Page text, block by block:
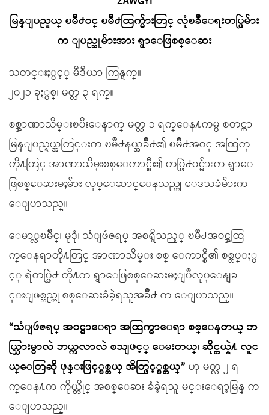
မြန္ျပည္နယ္ ၿမိဳ႕ဝင္ ၿမိဳ႕ထြက္မ်ားတြင္ လုံၿခဳံေရးတပ္ဖြဲမ်ား
က ျပည္သူမ်ားအား ရွာေဖြစစ္ေဆး
သတင္းႏွင့္ မီဒီယာ ကြန္ရက္။
၂၀၂၁ ခုႏွစ္၊ မတ္လ ၃ ရက္။
စစ္အာဏာသိမ္းၿပီးေနာက္ မတ္လ ၁ ရက္ေန႔ကမွ စတင္ကာ
မြန္ျပည္နယ္အတြင္းက ၿမိဳ႕နယ္အခ်ိဳ႕၏ ၿမိဳ႕အဝင္ အထြက္
တို႔တြင္ အာဏာသိမ္းစစ္ေကာင္စီ၏ တပ္ဖြဲ႕ဝင္မ်ားက ရွာေ
ဖြစစ္ေဆးမႈမ်ား လုပ္ေဆာင္ေနသည္ဟု ေဒသခံမ်ားက
ေျပာသည္။
ေမာ္လၿမိဳင္၊ မုဒုံ၊ သံျဖဴဇရပ္ အစရွိသည့္ ၿမိဳ႕အဝင္အထြ
က္ေနရာတို႔တြင္ အာဏာသိမ္း စစ္ ေကာင္စီ၏ စစ္တပ္ႏွ
င့္ ရဲတပ္ဖြဲ႕ တို႔က ရွာေဖြစစ္ေဆးမႈျပဳလုပ္ေနျခ
င္းျဖစ္သည္ဟု စစ္ေဆးခံခဲ့ရသူအခ်ိဳ႕ က ေျပာသည္။
“သံျဖဴဇရပ္ အဝင္မွာေရာ အထြက္မွာေရာ စစ္ေနတယ္ ဘ
ယ္သြားမွာလဲ ဘယ္ကလာလဲ စသျဖင့္ ေမးတယ္၊ ဆိုင္ကယ္နဲ႔ လူင
ယ္ေတြဆို ဖုန္းဖြင့္စစ္တယ္ အိတ္ဖြင့္စစ္တယ္” ဟု မတ္လ ၂ ရ
က္ေန႔က ကိုယ္တိုင္ အစစ္ေဆး ခံခဲ့ရသူ မင္းေရာ့မြန္ က
ေျပာသည္။